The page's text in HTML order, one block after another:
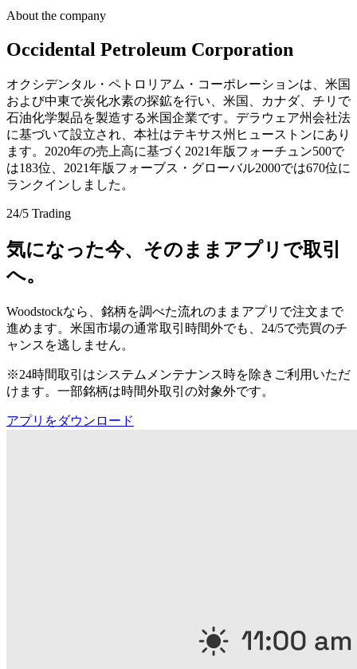
About the company
Occidental Petroleum Corporation
オクシデンタル・ペトロリアム・コーポレーションは、米国
および中東で炭化水素の探鉱を行い、米国、カナダ、チリで
石油化学製品を製造する米国企業です。デラウェア州会社法
に基づいて設立され、本社はテキサス州ヒューストンにあり
ます。2020年の売上高に基づく2021年版フォーチュン500で
は183位、2021年版フォーブス・グローバル2000では670位に
ランクインしました。
24/5 Trading
気になった今、そのままアプリで取引
へ。
Woodstockなら、銘柄を調べた流れのままアプリで注文まで
進めます。米国市場の通常取引時間外でも、24/5で売買のチ
ャンスを逃しません。
※24時間取引はシステムメンテナンス時を除きご利用いただ
けます。一部銘柄は時間外取引の対象外です。
アプリをダウンロード